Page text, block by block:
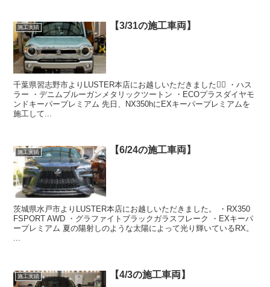
施工実績 【3/31の施工車両】
千葉県習志野市よりLUSTER本店にお越しいただきました🙇‍♂️ ・ハス
ラー ・デニムブルーガンメタリックツートン ・ECOプラスダイヤモ
ンドキーパープレミアム 先日、NX350hにEXキーパープレミアムを
施工して...
施工実績 【6/24の施工車両】
茨城県水戸市よりLUSTER本店にお越しいただきました。 ・RX350
FSPORT AWD ・グラファイトブラックガラスフレーク ・EXキーパ
ープレミアム 夏の陽射しのような太陽によって光り輝いているRX。
...
施工実績 【4/3の施工車両】